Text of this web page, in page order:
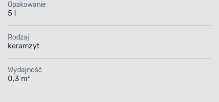
Opakowanie
5 l
Rodzaj
keramzyt
Wydajność
0,3 m²